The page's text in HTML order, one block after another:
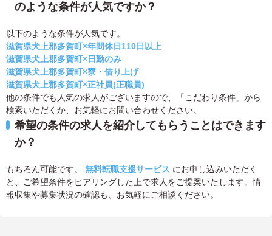
のような条件が人気ですか？
以下のような条件が人気です。
滋賀県犬上郡多賀町×年間休日110日以上
滋賀県犬上郡多賀町×日勤のみ
滋賀県犬上郡多賀町×寮・借り上げ
滋賀県犬上郡多賀町×正社員(正職員)
他の条件でも人気の求人がございますので、「こだわり条件」から
検索いただくか、お気軽にお問い合わせください。
希望の条件の求人を紹介してもらうことはできます
か？
もちろん可能です。 無料転職支援サービス にお申し込みいただく
と、ご希望条件をヒアリングした上で求人をご提案いたします。情
報収集や募集状況の確認も、お気軽にご相談ください。